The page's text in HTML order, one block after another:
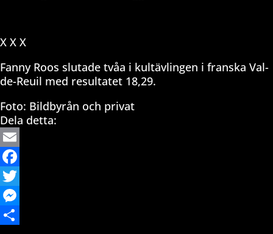
X X X
Fanny Roos slutade tvåa i kultävlingen i franska Val-
de-Reuil med resultatet 18,29.
Foto: Bildbyrån och privat
Dela detta:
Email
Facebook
Twitter
Messenger